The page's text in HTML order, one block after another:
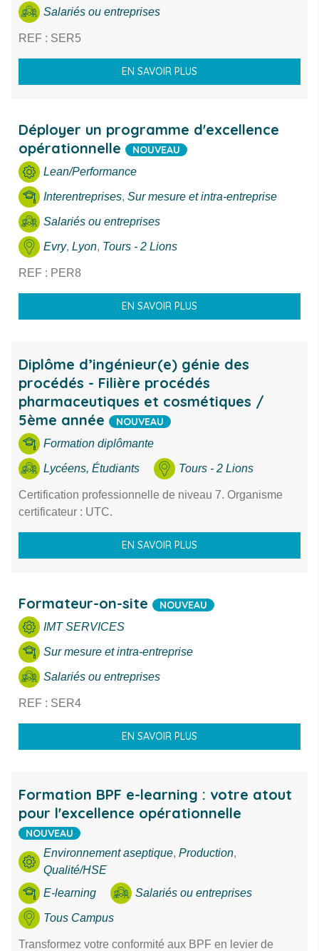
Salariés ou entreprises
REF : SER5
EN SAVOIR PLUS
Déployer un programme d'excellence
opérationnelle
NOUVEAU
Lean/Performance
Interentreprises, Sur mesure et intra-entreprise
Salariés ou entreprises
Evry, Lyon, Tours - 2 Lions
REF : PER8
EN SAVOIR PLUS
Diplôme d’ingénieur(e) génie des
procédés - Filière procédés
pharmaceutiques et cosmétiques /
5ème année
NOUVEAU
Formation diplômante
Lycéens, Étudiants Tours - 2 Lions
Certification professionnelle de niveau 7. Organisme
certificateur : UTC.
EN SAVOIR PLUS
Formateur-on-site NOUVEAU
IMT SERVICES
Sur mesure et intra-entreprise
Salariés ou entreprises
REF : SER4
EN SAVOIR PLUS
Formation BPF e-learning : votre atout
pour l'excellence opérationnelle
NOUVEAU
Environnement aseptique, Production,
Qualité/HSE
E-learning
Salariés ou entreprises
Tous Campus
Transformez votre conformité aux BPF en levier de